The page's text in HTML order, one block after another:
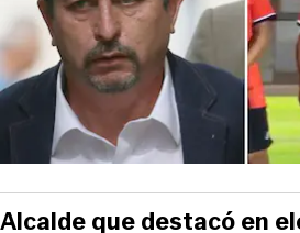
Alcalde que destacó en